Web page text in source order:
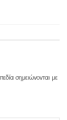
σημειώνονται με